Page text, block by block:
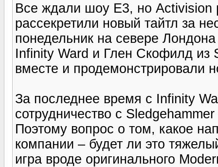
Все ждали шоу Е3, но Activision
рассекретили новый тайтл за
понедельник на севере
Infinity Ward и Глен Скофилд из
вместе и продемонстрировали
За последнее время с Infinity
сотрудничество с
Поэтому вопрос о том, какое
компании – будет ли это
игра вроде оригинального